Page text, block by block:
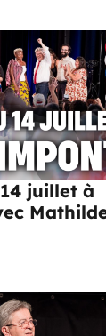
juillet à